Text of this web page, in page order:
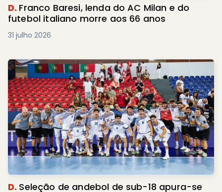
D. Franco Baresi, lenda do AC Milan e do
futebol italiano morre aos 66 anos
31 julho 2026
D. Seleção de andebol de sub-18 apura-se